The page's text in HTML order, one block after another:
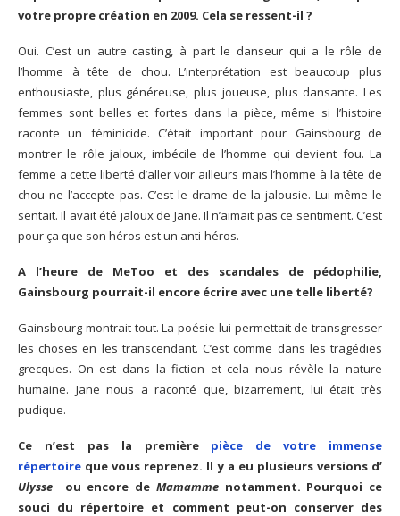
votre propre création en 2009. Cela se ressent-il ?
Oui. C’est un autre casting, à part le danseur qui a le rôle de
l’homme à tête de chou. L’interprétation est beaucoup plus
enthousiaste, plus généreuse, plus joueuse, plus dansante. Les
femmes sont belles et fortes dans la pièce, même si l’histoire
raconte un féminicide. C’était important pour Gainsbourg de
montrer le rôle jaloux, imbécile de l’homme qui devient fou. La
femme a cette liberté d’aller voir ailleurs mais l’homme à la tête de
chou ne l’accepte pas. C’est le drame de la jalousie. Lui-même le
sentait. Il avait été jaloux de Jane. Il n’aimait pas ce sentiment. C’est
pour ça que son héros est un anti-héros.
A l’heure de MeToo et des scandales de pédophilie,
Gainsbourg pourrait-il encore écrire avec une telle liberté?
Gainsbourg montrait tout. La poésie lui permettait de transgresser
les choses en les transcendant. C’est comme dans les tragédies
grecques. On est dans la fiction et cela nous révèle la nature
humaine. Jane nous a raconté que, bizarrement, lui était très
pudique.
Ce n’est pas la première pièce de votre immense
répertoire que vous reprenez. Il y a eu plusieurs versions d’
Ulysse ou encore de Mamammenotamment. Pourquoi ce
souci du répertoire et comment peut-on conserver des